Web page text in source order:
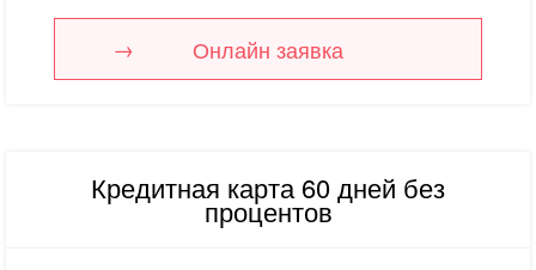
Онлайн заявка
Кредитная карта 60 дней без
процентов